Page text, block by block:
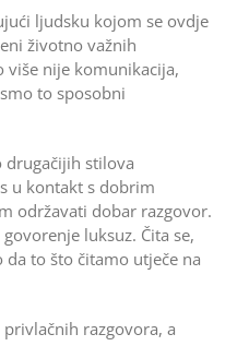
ljudsku kojom se ovdje
životno važnih
više nije komunikacija,
to sposobni
drugačijih stilova
u kontakt s dobrim
održavati dobar razgovor.
luksuz. Čita se,
to što čitamo utječe na
razgovora, a